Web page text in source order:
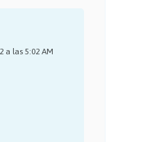
a las 5:02 AM